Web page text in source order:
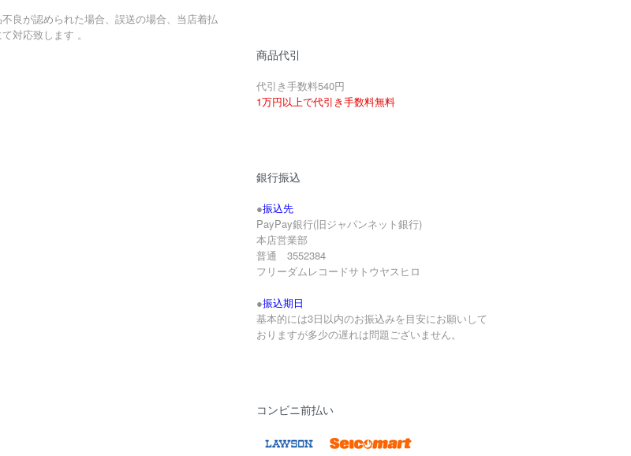
良が認められた場合、誤送の場合、当店着払
対応致します 。
商品代引
代引き手数料540円
1万円以上で代引き手数料無料
銀行振込
●振込先
PayPay銀行(旧ジャパンネット銀行)
本店営業部
普通 3552384
フリーダムレコードサトウヤスヒロ
●振込期日
基本的には3日以内のお振込みを目安にお願いして
おりますが多少の遅れは問題ございません。
コンビニ前払い